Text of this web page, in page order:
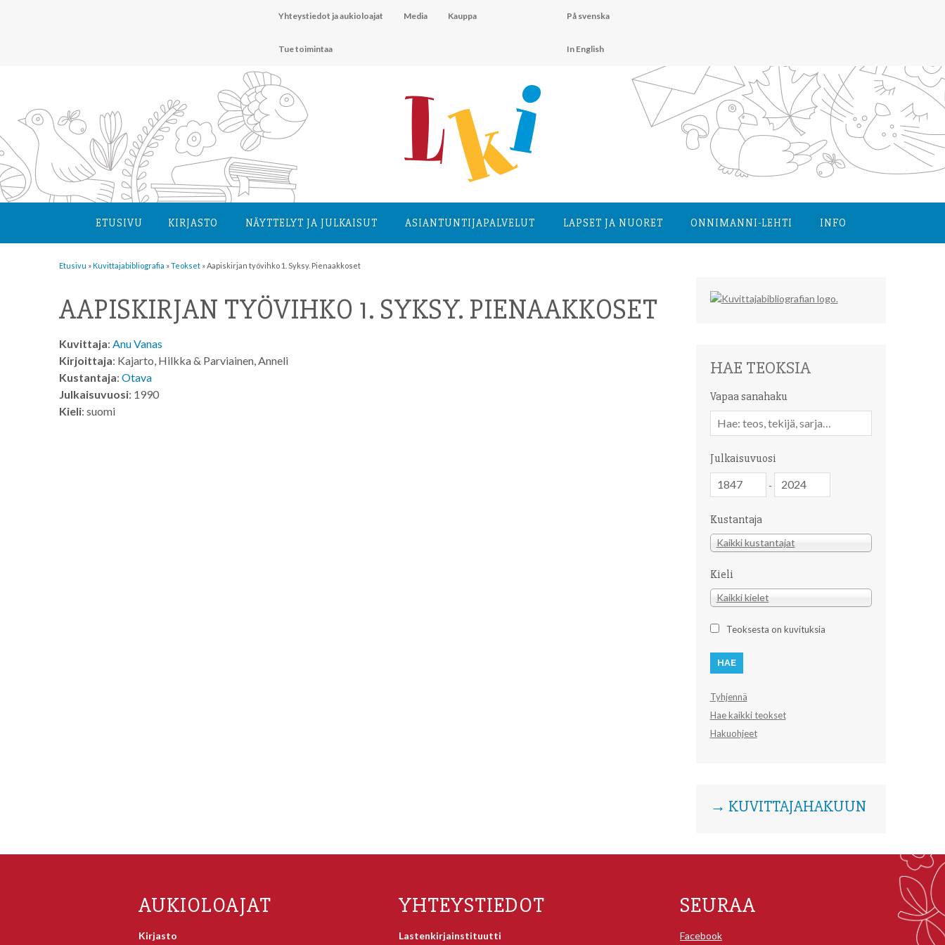
Yhteystiedot ja aukioloajat Media Kauppa
Tue toimintaa
På svenska
In English
ETUSIVU KIRJASTO NÄYTTELYT JA JULKAISUT ASIANTUNTIJA­PALVELUT LAPSET JA NUORET ONNIMANNI-LEHTI INFO
Etusivu »Kuvittaja­bibliografia »Teokset » Aapiskirjan työvihko 1. Syksy. Pienaakkoset
AAPISKIRJAN TYÖVIHKO 1. SYKSY. PIENAAKKOSET
Kuvittaja: Anu Vanas
Kirjoittaja: Kajarto, Hilkka & Parviainen, Anneli
Kustantaja: Otava
Julkaisuvuosi: 1990
Kieli: suomi
HAE TEOKSIA
Vapaa sanahaku
sanahaku
Julkaisuvuosi
-
Kustantaja
Kustantaja
Kaikki kustantajat
Kieli
Kieli
Kaikki kielet
Teoksesta on kuvituksia
Tyhjennä
Hae kaikki teokset
Hakuohjeet
→ KUVITTAJAHAKUUN
AUKIOLOAJAT
Kirjasto
YHTEYSTIEDOT
Lastenkirjainstituutti
SEURAA
Facebook